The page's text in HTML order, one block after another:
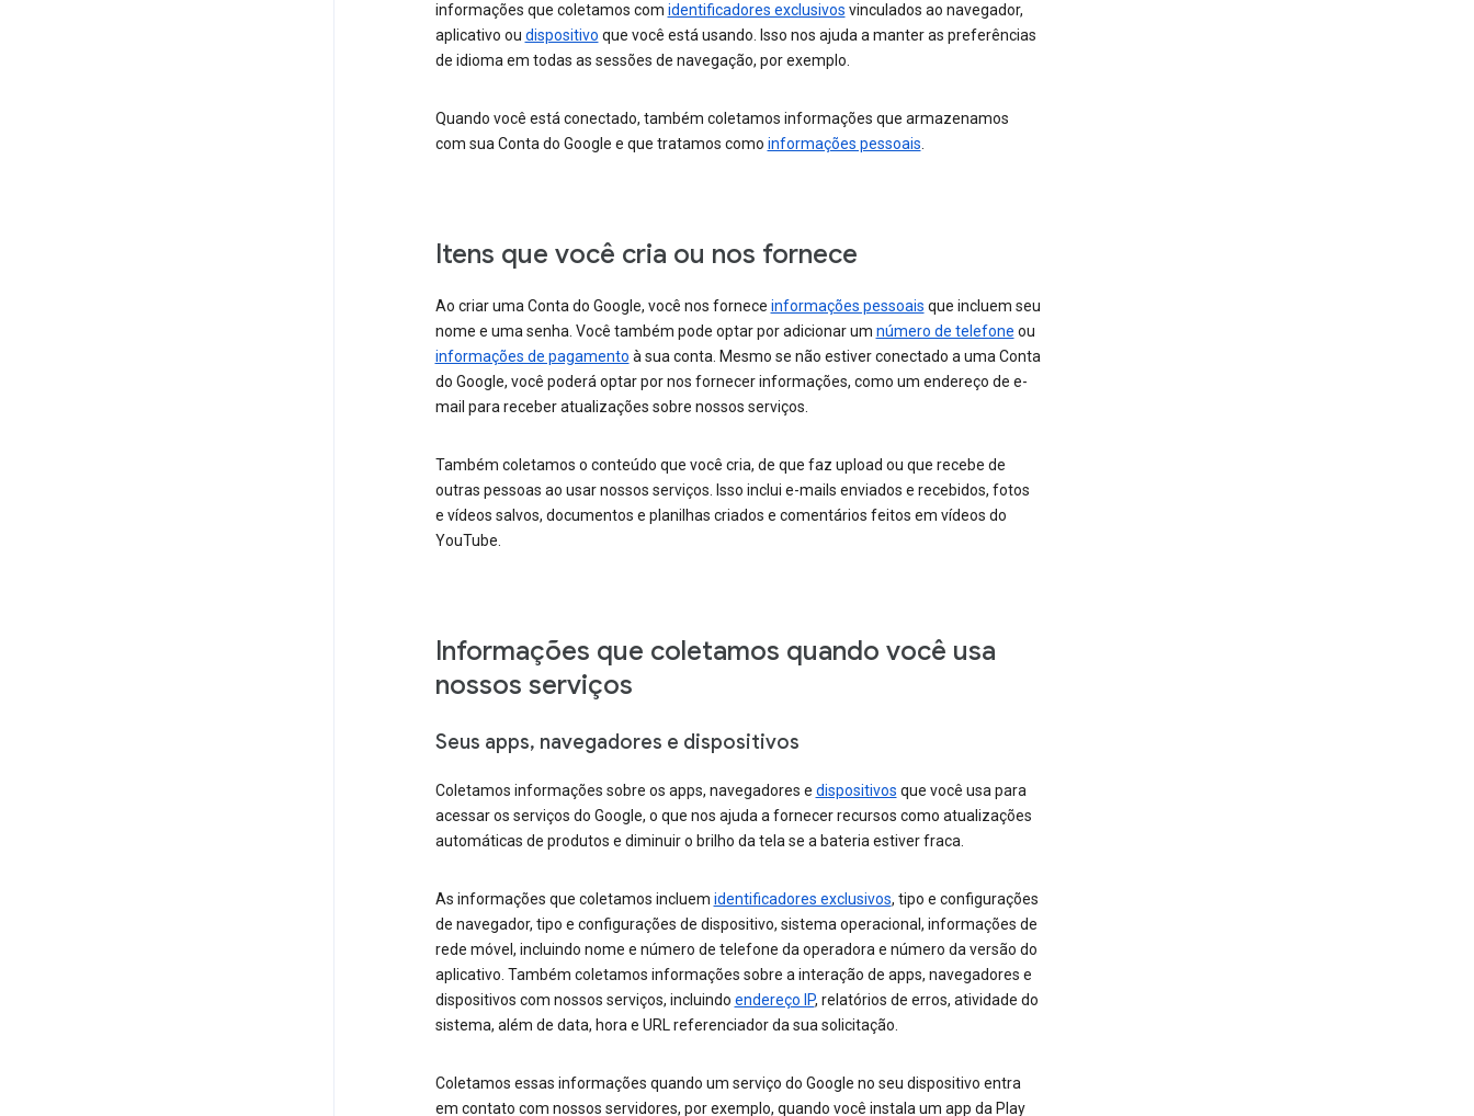
informações que coletamos com identificadores exclusivos vinculados ao navegador,
aplicativo ou dispositivo que você está usando. Isso nos ajuda a manter as preferências
de idioma em todas as sessões de navegação, por exemplo.
Quando você está conectado, também coletamos informações que armazenamos
com sua Conta do Google e que tratamos como informações pessoais.
Itens que você cria ou nos fornece
Ao criar uma Conta do Google, você nos fornece informações pessoais que incluem seu
nome e uma senha. Você também pode optar por adicionar um número de telefone ou
informações de pagamento à sua conta. Mesmo se não estiver conectado a uma Conta
do Google, você poderá optar por nos fornecer informações, como um endereço de e-
mail para receber atualizações sobre nossos serviços.
Também coletamos o conteúdo que você cria, de que faz upload ou que recebe de
outras pessoas ao usar nossos serviços. Isso inclui e-mails enviados e recebidos, fotos
e vídeos salvos, documentos e planilhas criados e comentários feitos em vídeos do
YouTube.
Informações que coletamos quando você usa
nossos serviços
Seus apps, navegadores e dispositivos
Coletamos informações sobre os apps, navegadores e dispositivos que você usa para
acessar os serviços do Google, o que nos ajuda a fornecer recursos como atualizações
automáticas de produtos e diminuir o brilho da tela se a bateria estiver fraca.
As informações que coletamos incluem identificadores exclusivos, tipo e configurações
de navegador, tipo e configurações de dispositivo, sistema operacional, informações de
rede móvel, incluindo nome e número de telefone da operadora e número da versão do
aplicativo. Também coletamos informações sobre a interação de apps, navegadores e
dispositivos com nossos serviços, incluindo endereço IP, relatórios de erros, atividade do
sistema, além de data, hora e URL referenciador da sua solicitação.
Coletamos essas informações quando um serviço do Google no seu dispositivo entra
em contato com nossos servidores, por exemplo, quando você instala um app da Play